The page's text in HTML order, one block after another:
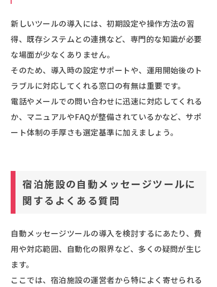
新しいツールの導入には、初期設定や操作方法の習
得、既存システムとの連携など、専門的な知識が必要
な場面が少なくありません。
そのため、導入時の設定サポートや、運用開始後のト
ラブルに対応してくれる窓口の有無は重要です。
電話やメールでの問い合わせに迅速に対応してくれる
か、マニュアルやFAQが整備されているかなど、サポ
ート体制の手厚さも選定基準に加えましょう。
宿泊施設の自動メッセージツールに
関するよくある質問
自動メッセージツールの導入を検討するにあたり、費
用や対応範囲、自動化の限界など、多くの疑問が生じ
ます。
ここでは、宿泊施設の運営者から特によく寄せられる